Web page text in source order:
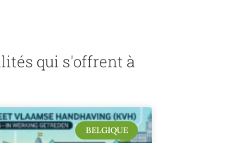
qui s'offrent à
BELGIQUE